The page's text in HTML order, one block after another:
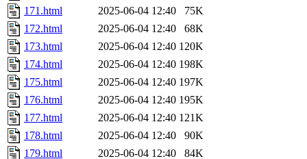
171.html
2025-06-04 12:40
75K
172.html
2025-06-04 12:40
68K
173.html
2025-06-04 12:40 120K
174.html
2025-06-04 12:40 198K
175.html
2025-06-04 12:40 197K
176.html
2025-06-04 12:40 195K
177.html
2025-06-04 12:40 121K
178.html
2025-06-04 12:40
90K
179.html
2025-06-04 12:40
84K